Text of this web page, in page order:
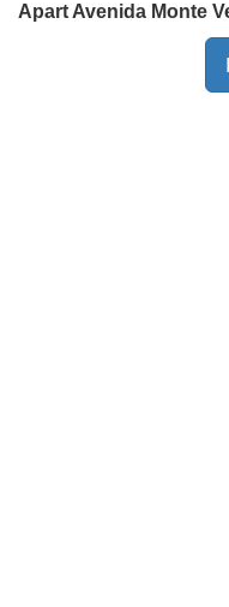
Apart Avenida Monte